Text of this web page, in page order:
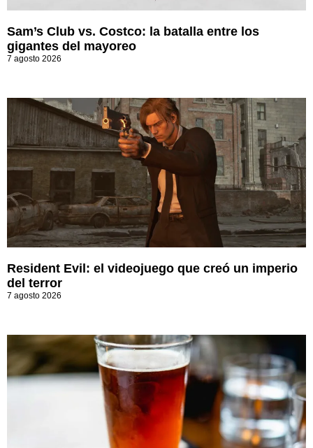
Sam’s Club vs. Costco: la batalla entre los
gigantes del mayoreo
7 agosto 2026
Resident Evil: el videojuego que creó un imperio
del terror
7 agosto 2026